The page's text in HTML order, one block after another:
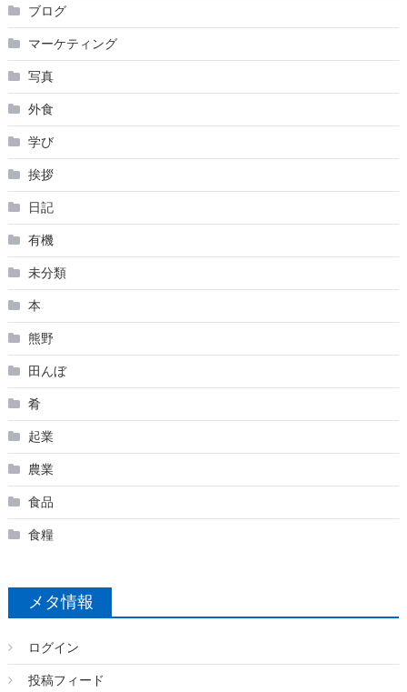
ブログ
マーケティング
写真
外食
学び
挨拶
日記
有機
未分類
本
熊野
田んぼ
肴
起業
農業
食品
食糧
メタ情報
ログイン
投稿フィード